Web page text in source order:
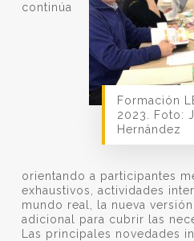
Formación
2023. Foto:
Hernández
continúa
orientando a participantes
exhaustivos, actividades
mundo real, la nueva
adicional para cubrir las
Las principales novedades